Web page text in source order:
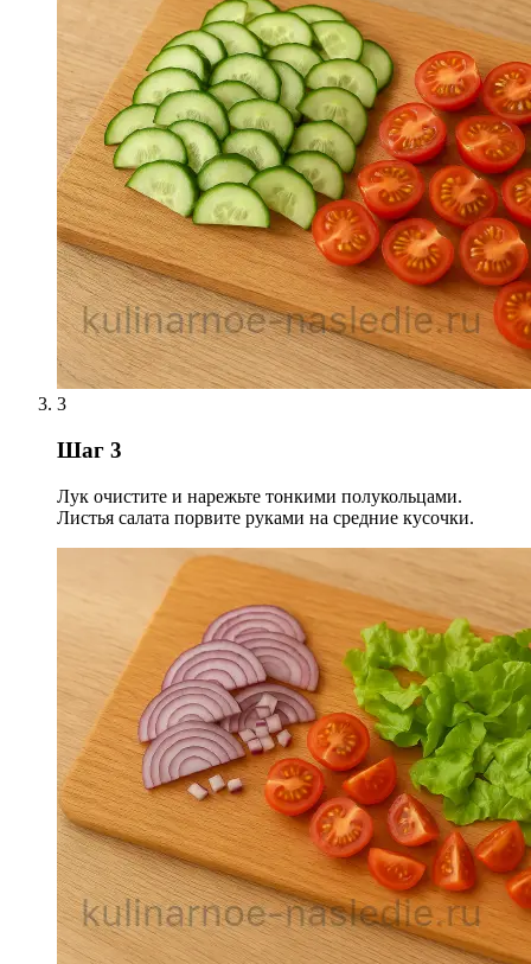
3
Шаг 3
Лук очистите и нарежьте тонкими полукольцами.
Листья салата порвите руками на средние кусочки.